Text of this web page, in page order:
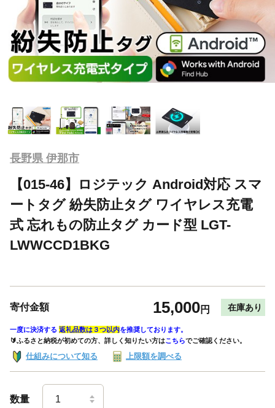
長野県 伊那市
【015-46】ロジテック Android対応 スマ
ートタグ 紛失防止タグ ワイヤレス充電
式 忘れもの防止タグ カード型 LGT-
LWWCCD1BKG
寄付金額 15,000円 在庫あり
一度に決済する 返礼品数は３つ以内を推奨しております。
🔰ふるさと納税が初めての方、詳しく知りたい方はこちらでご確認ください。
仕組みについて知る 上限額を調べる
数量